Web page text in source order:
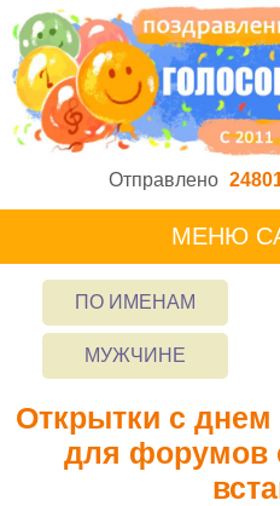
Отправлено
МЕНЮ
ПО ИМЕНАМ
МУЖЧИНЕ
Открытки с
для форумов